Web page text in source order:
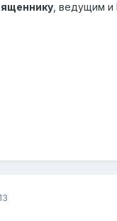
, ведущим